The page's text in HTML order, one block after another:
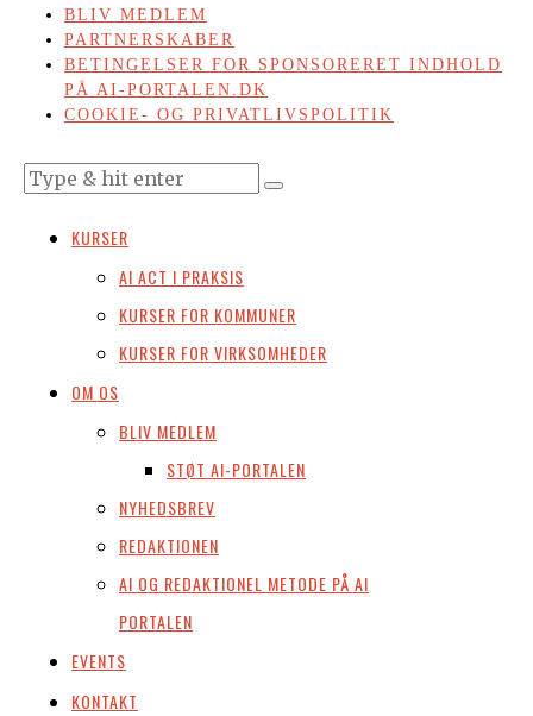
BLIV MEDLEM
PARTNERSKABER
BETINGELSER FOR SPONSORERET INDHOLD
PÅ AI-PORTALEN.DK
COOKIE- OG PRIVATLIVSPOLITIK
KURSER
AI ACT I PRAKSIS
KURSER FOR KOMMUNER
KURSER FOR VIRKSOMHEDER
OM OS
BLIV MEDLEM
STØT AI-PORTALEN
NYHEDSBREV
REDAKTIONEN
AI OG REDAKTIONEL METODE PÅ AI
PORTALEN
EVENTS
KONTAKT